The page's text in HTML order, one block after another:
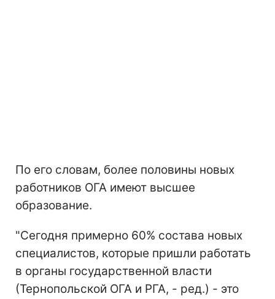
По его словам, более половины новых
работников ОГА имеют высшее
образование.
"Сегодня примерно 60% состава новых
специалистов, которые пришли работать
в органы государственной власти
(Тернопольской ОГА и РГА, - ред.) - это